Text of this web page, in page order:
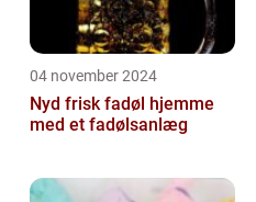
04 november 2024
Nyd frisk fadøl hjemme
med et fadølsanlæg